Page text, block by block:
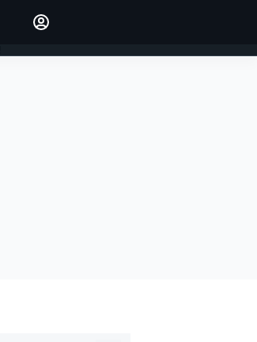
INICIAR SESIÓN